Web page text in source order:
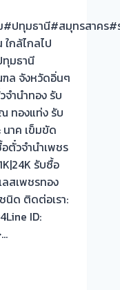
ปทุมธานี#สมุทรสาคร#
กล้ไกลไป
มธานี
ล จังหวัดอิ่นๆ
ำนำทอง รับ
ทองแท่ง รับ
นาค เข็มขัด
ตั๋วจำนำเพชร
รับซื้อ
สเพชรทอง
นิด ติดต่อเรา:
ID: